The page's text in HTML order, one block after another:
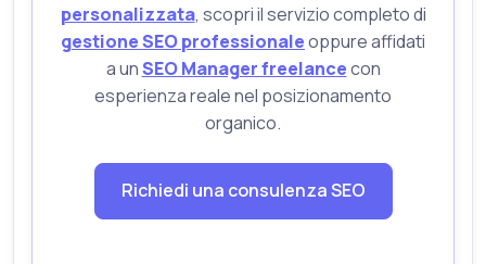
personalizzata, scopri il servizio completo di
gestione SEO professionaleoppure affidati
a unSEO Manager freelancecon
esperienza reale nel posizionamento
organico.
Richiedi una consulenza SEO